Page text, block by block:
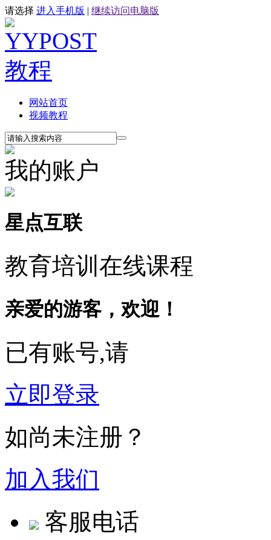
请选择 进入手机版 | 继续访问电脑版
网站首页
视频教程
我的账户
星点互联
教育培训在线课程
亲爱的游客，欢迎！
已有账号,请
立即登录
如尚未注册？
加入我们
客服电话